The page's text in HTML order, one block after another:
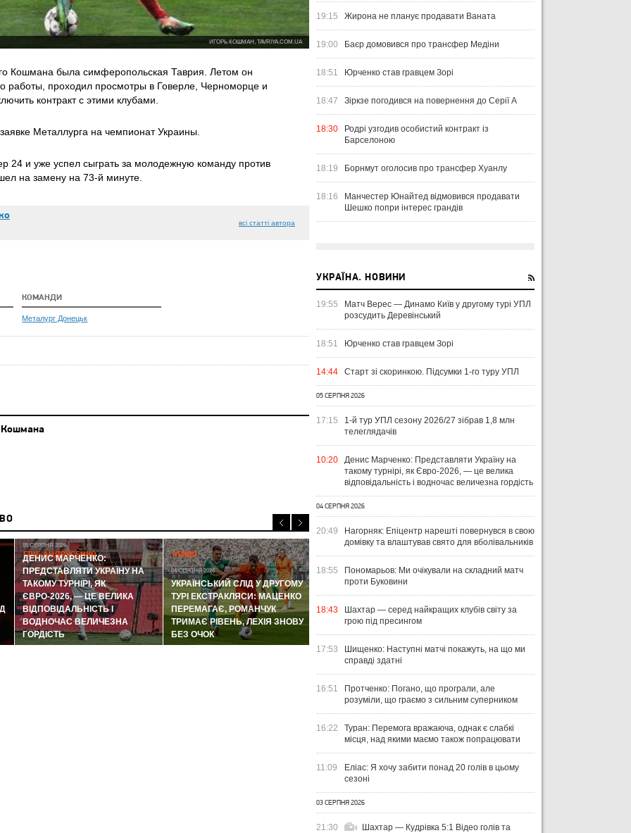
ИГОРЬ КОШМАН, TAVRIYA.COM.UA
Кошмана была симферопольская Таврия. Летом он
работы, проходил просмотры в Говерле, Черноморце и
контракт с этими клубами.
Металлурга на чемпионат Украины.
24 и уже успел сыграть за молодежную команду против
на замену на 73-й минуте.
всі статті автора
КОМАНДИ
Металург Донецьк
Кошмана
ГЛІБ АНДРУСЕНКО
05 СЕРПНЯ 2026
ДЕНИС МАРЧЕНКО:
ПРЕДСТАВЛЯТИ УКРАЇНУ НА
ТАКОМУ ТУРНІРІ, ЯК
ЄВРО-2026, — ЦЕ ВЕЛИКА
ВІДПОВІДАЛЬНІСТЬ І
ВОДНОЧАС ВЕЛИЧЕЗНА
ГОРДІСТЬ
ЧТИВО
04 СЕРПНЯ 2026
УКРАЇНСЬКИЙ СЛІД У ДРУГОМУ
ТУРІ ЕКСТРАКЛЯСИ: МАЦЕНКО
ПЕРЕМАГАЄ, РОМАНЧУК
ТРИМАЄ РІВЕНЬ, ЛЕХІЯ ЗНОВУ
БЕЗ ОЧОК
УКРАЇНА
31 ЛИПНЯ 2026
УПЛ-2026/27. ПРЕДСТАВЛЕННЯ
КОМАНД
ЛІГА ЄВРОПИ
ВІСІМ МАТЧІВ — НУЛЬ
ПЕРЕМОГ: ЯК ДИНАМО, ЛНЗ ТА
СТАРТІ ЄВРОКУБКІВ
19:15 Жирона не планує продавати Ваната
19:00 Баєр домовився про трансфер Медіни
18:51 Юрченко став гравцем Зорі
18:47 Зіркзе погодився на повернення до Серії А
18:30
Родрі узгодив особистий контракт із
Барселоною
18:19 Борнмут оголосив про трансфер Хуанлу
18:16
Манчестер Юнайтед відмовився продавати
Шешко попри інтерес грандів
УКРАЇНА. НОВИНИ
19:55
Матч Верес — Динамо Київ у другому турі УПЛ
розсудить Деревінський
18:51 Юрченко став гравцем Зорі
14:44 Старт зі скоринкою. Підсумки 1-го туру УПЛ
05 СЕРПНЯ 2026
17:15
1-й тур УПЛ сезону 2026/27 зібрав 1,8 млн
телеглядачів
10:20
Денис Марченко: Представляти Україну на
такому турнірі, як Євро-2026, — це велика
відповідальність і водночас величезна гордість
04 СЕРПНЯ 2026
20:49
Нагорняк: Епіцентр нарешті повернувся в свою
домівку та влаштував свято для вболівальників
18:55
Пономарьов: Ми очікували на складний матч
проти Буковини
18:43
Шахтар — серед найкращих клубів світу за
грою під пресингом
17:53
Шищенко: Наступні матчі покажуть, на що ми
справді здатні
16:51
Протченко: Погано, що програли, але
розуміли, що граємо з сильним суперником
16:22
Туран: Перемога вражаюча, однак є слабкі
місця, над якими маємо також попрацювати
11:09
Еліас: Я хочу забити понад 20 голів в цьому
сезоні
03 СЕРПНЯ 2026
21:30
Шахтар — Кудрівка 5:1 Відео голів та